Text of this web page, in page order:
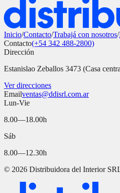
Inicio/Contacto/Trabajá con nosotros/
Contacto(+54 342 488-2800)
Dirección
Estanislao Zeballos 3473 (Casa
Ver direcciones
Emailventas@ddisrl.com.ar
Lun-Vie
8.00—18.00h
Sáb
8.00—12.30h
© 2026 Distribuidora del Interior